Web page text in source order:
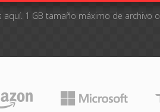
aquí. 1 GB tamaño máximo de archivo o